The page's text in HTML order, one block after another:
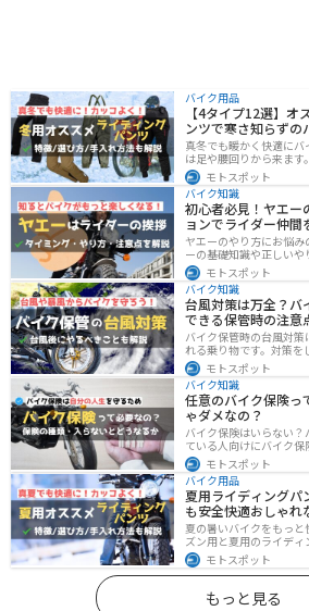
バイク用品
【4タイプ12選】
ンツで寒さ知らずの
真冬でも暖かく快適に
は足や腰回りから来ま
ることで、体全体の寒
を楽しむことができま
に真冬でも使えるライデ
す！
モトスポット
バイク知識
初心者必見！ヤエー
ョンでライダー仲間
ヤエーのやり方にお悩
ーの基礎知識や正しい
す。実はヤエーには、
果があります。この記
安全に行うポイントがわ
モトスポット
バイク知識
台風対策は万全？バ
できる保管時の注意
バイク保管時の台風対
れる乗り物です。対策
倒れてしまいます。大
と対策しておきましょ
対策を紹介します。台
るので、参考にしてくだ
モトスポット
バイク知識
任意のバイク保険っ
ゃダメなの？
バイク保険はいらない
ている人向けにバイク
た。自賠責保険と任意
で、バイク保険を検討
い。
モトスポット
バイク用品
夏用ライディングパ
も安全快適おしゃれ
に乗ろう
夏の暑いバイクをもっ
ズン用と夏用のライデ
違います。生地の大半
は通気性・透湿性に優
っかりと乾かしてくれま
ンツの選び方や特徴オ
モトスポット
もっと見る